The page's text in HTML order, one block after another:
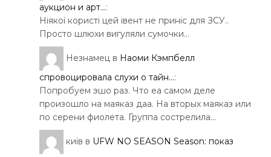
аукцион и арт...:
Ніякої користі цей івент не приніс для ЗСУ..
Просто шлюхи вигуляли сумочки…
Незнамец в Наоми Кэмпбелл
спровоцировала слухи о тайн...:
Попробуем эшо раз. Что еа самом деле
произошло на маяказ даа. На вторых маяказ или
по серени фиолета. Группа сострелила…
київ в UFW NO SEASON Season: показ